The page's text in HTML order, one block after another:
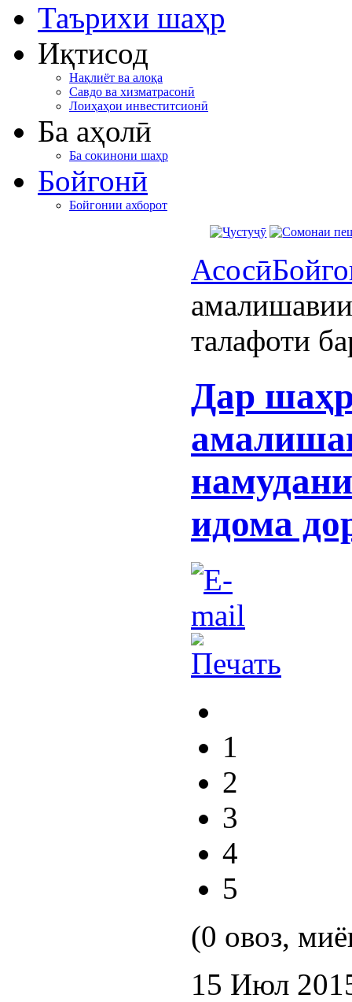
Таърихи шаҳр
Иқтисод
Нақлиёт ва алоқа
Савдо ва хизматрасонӣ
Лоиҳаҳои инвеститсионӣ
Ба аҳолӣ
Ба сокинони шаҳр
Бойгонӣ
Бойгонии ахборот
Асосӣ
талафоти
Дар
идома
1
2
3
4
5
(0 овоз,
15 Июл